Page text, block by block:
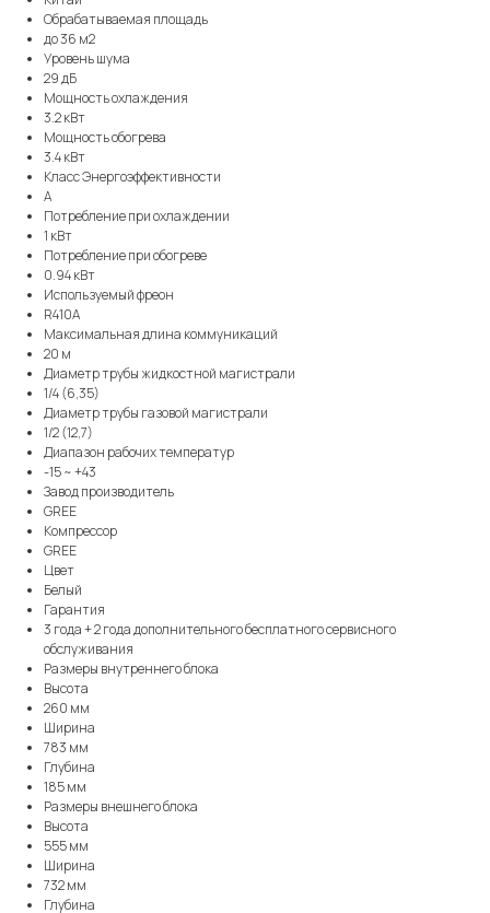
Обрабатываемая площадь
до 36 м2
Уровень шума
29 дБ
Мощность охлаждения
3.2 кВт
Мощность обогрева
3.4 кВт
Класс Энергоэффективности
A
Потребление при охлаждении
1 кВт
Потребление при обогреве
0.94 кВт
Используемый фреон
R410A
Максимальная длина коммуникаций
20 м
Диаметр трубы жидкостной магистрали
1/4 (6,35)
Диаметр трубы газовой магистрали
1/2 (12,7)
Диапазон рабочих температур
-15 ~ +43
Завод производитель
GREE
Компрессор
GREE
Цвет
Белый
Гарантия
3 года + 2 года дополнительного бесплатного сервисного
обслуживания
Размеры внутреннего блока
Высота
260 мм
Ширина
783 мм
Глубина
185 мм
Размеры внешнего блока
Высота
555 мм
Ширина
732 мм
Глубина